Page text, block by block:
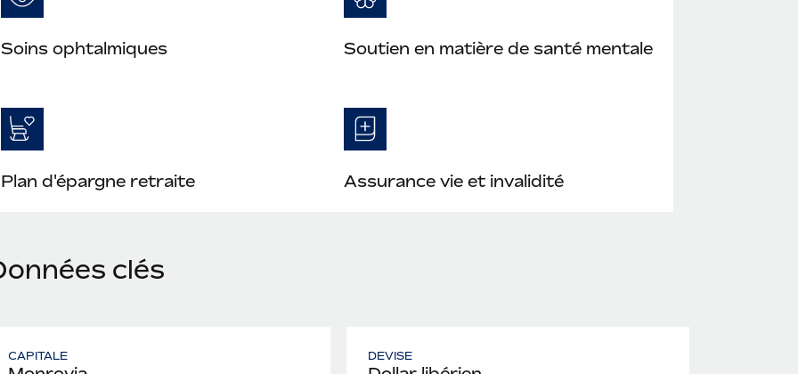
Soins ophtalmiques Soutien en matière de santé mentale
Plan d'épargne retraite Assurance vie et invalidité
clés
CAPITALE DEVISE